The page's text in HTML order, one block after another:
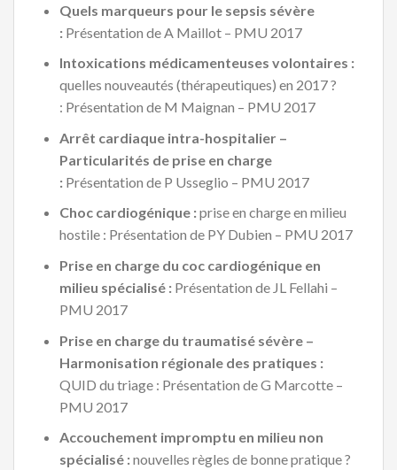
Quels marqueurs pour le sepsis sévère
: Présentation de A Maillot – PMU 2017
Intoxications médicamenteuses volontaires :
quelles nouveautés (thérapeutiques) en 2017 ?
: Présentation de M Maignan – PMU 2017
Arrêt cardiaque intra-hospitalier –
Particularités de prise en charge
:Présentation de P Usseglio – PMU 2017
Choc cardiogénique :prise en charge en milieu
hostile : Présentation de PY Dubien – PMU 2017
Prise en charge du coc cardiogénique en
milieu spécialisé : Présentation de JL Fellahi –
PMU 2017
Prise en charge du traumatisé sévère –
Harmonisation régionale des pratiques :
QUID du triage : Présentation de G Marcotte –
PMU 2017
Accouchement impromptu en milieu non
spécialisé :nouvelles règles de bonne pratique ?